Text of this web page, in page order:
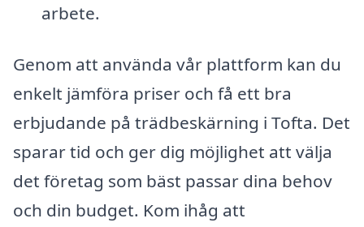
arbete.
Genom att använda vår plattform kan du
enkelt jämföra priser och få ett bra
erbjudande på trädbeskärning i Tofta. Det
sparar tid och ger dig möjlighet att välja
det företag som bäst passar dina behov
och din budget. Kom ihåg att